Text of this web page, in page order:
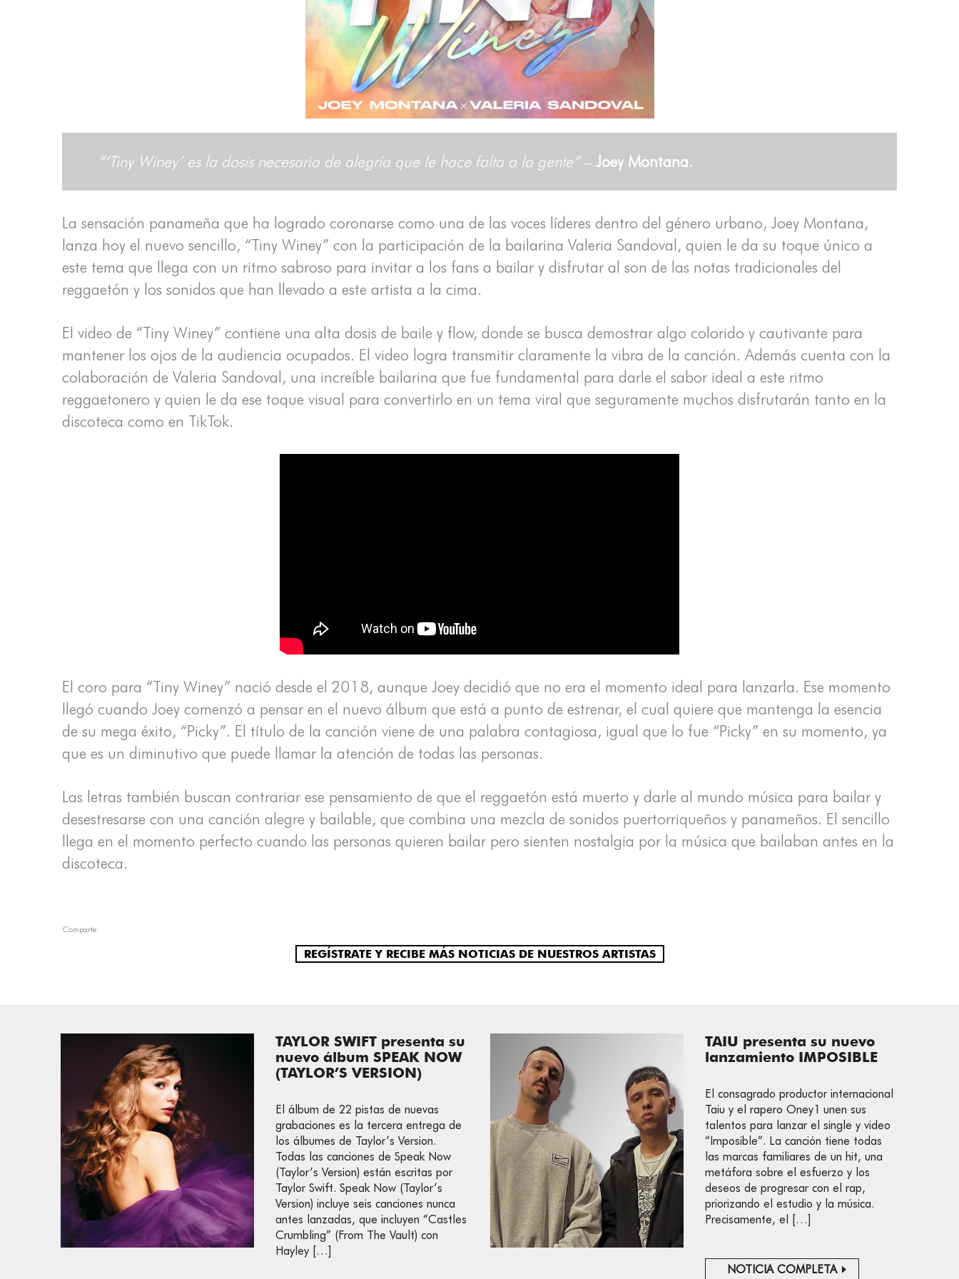
“‘Tiny Winey’ es la dosis necesaria de alegría que le hace falta a la gente”–Joey Montana.
La sensación panameña que ha logrado coronarse como una de las voces líderes dentro del género urbano, Joey Montana,
lanza hoy el nuevo sencillo, “Tiny Winey” con la participación de la bailarina Valeria Sandoval, quien le da su toque único a
este tema que llega con un ritmo sabroso para invitar a los fans a bailar y disfrutar al son de las notas tradicionales del
reggaetón y los sonidos que han llevado a este artista a la cima.
El video de “Tiny Winey” contiene una alta dosis de baile y flow, donde se busca demostrar algo colorido y cautivante para
mantener los ojos de la audiencia ocupados. El video logra transmitir claramente la vibra de la canción. Además cuenta con la
colaboración de Valeria Sandoval, una increíble bailarina que fue fundamental para darle el sabor ideal a este ritmo
reggaetonero y quien le da ese toque visual para convertirlo en un tema viral que seguramente muchos disfrutarán tanto en la
discoteca como en TikTok.
El coro para “Tiny Winey” nació desde el 2018, aunque Joey decidió que no era el momento ideal para lanzarla. Ese momento
llegó cuando Joey comenzó a pensar en el nuevo álbum que está a punto de estrenar, el cual quiere que mantenga la esencia
de su mega éxito, “Picky”. El título de la canción viene de una palabra contagiosa, igual que lo fue “Picky” en su momento, ya
que es un diminutivo que puede llamar la atención de todas las personas.
Las letras también buscan contrariar ese pensamiento de que el reggaetón está muerto y darle al mundo música para bailar y
desestresarse con una canción alegre y bailable, que combina una mezcla de sonidos puertorriqueños y panameños. El sencillo
llega en el momento perfecto cuando las personas quieren bailar pero sienten nostalgia por la música que bailaban antes en la
discoteca.
Comparte:
REGÍSTRATE Y RECIBE MÁS NOTICIAS DE NUESTROS ARTISTAS
TAYLOR SWIFT presenta su
nuevo álbum SPEAK NOW
(TAYLOR’S VERSION)
El álbum de 22 pistas de nuevas
grabaciones es la tercera entrega de
los álbumes de Taylor’s Version.
Todas las canciones de Speak Now
(Taylor’s Version) están escritas por
Taylor Swift. Speak Now (Taylor’s
Version) incluye seis canciones nunca
antes lanzadas, que incluyen “Castles
Crumbling” (From The Vault) con
Hayley […]
TAIU presenta su nuevo
lanzamiento IMPOSIBLE
El consagrado productor internacional
Taiu y el rapero Oney1 unen sus
talentos para lanzar el single y video
“Imposible”. La canción tiene todas
las marcas familiares de un hit, una
metáfora sobre el esfuerzo y los
deseos de progresar con el rap,
priorizando el estudio y la música.
Precisamente, el […]
NOTICIA COMPLETA